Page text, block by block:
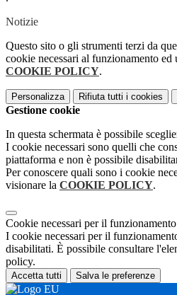
Notizie
Questo sito o gli strumenti terzi da
cookie necessari al funzionamento
COOKIE POLICY.
Personalizza Rifiuta tutti i cookies
Gestione cookie
In questa schermata è possibile
I cookie necessari sono quelli che
piattaforma e non è possibile
Per conoscere quali sono i cookie
visionare la COOKIE POLICY.
Cookie necessari per il funzionamento
I cookie necessari per il
disabilitati. È possibile consultare
policy.
Accetta tutti Salva le preferenze